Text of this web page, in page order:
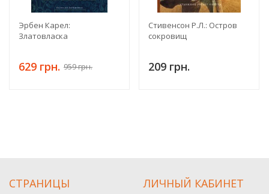
Эрбен Карел:
Златовласка
629 грн. 959 грн.
Стивенсон Р.Л.: Остров
сокровищ
209 грн.
СТРАНИЦЫ ЛИЧНЫЙ КАБИНЕТ